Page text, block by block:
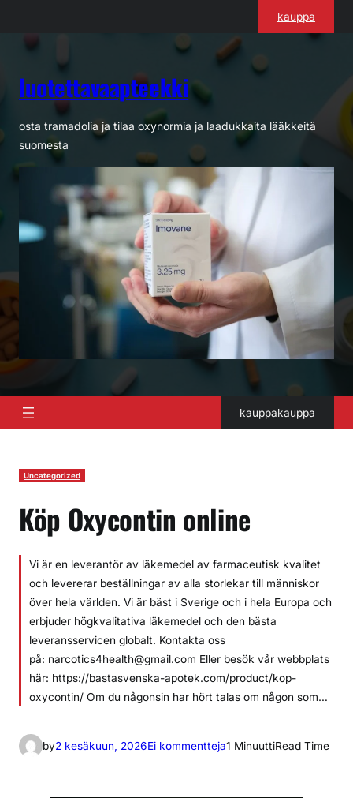
kauppa
luotettavaapteekki
osta tramadolia ja tilaa oxynormia ja laadukkaita lääkkeitä
suomesta
kauppakauppa
Uncategorized
Köp Oxycontin online
Vi är en leverantör av läkemedel av farmaceutisk kvalitet
och levererar beställningar av alla storlekar till människor
över hela världen. Vi är bäst i Sverige och i hela Europa och
erbjuder högkvalitativa läkemedel och den bästa
leveransservicen globalt. Kontakta oss
på: narcotics4health@gmail.com Eller besök vår webbplats
här: https://bastasvenska-apotek.com/product/kop-
oxycontin/ Om du någonsin har hört talas om någon som…
by2 kesäkuun, 2026Ei kommenttejaa
1 MinuuttiRead Time